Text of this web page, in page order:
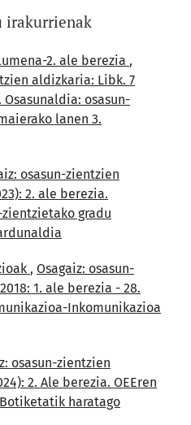
irakurrienak
2. ale berezia ,
aldizkaria: Libk. 7
Osasunaldia: osasun-
lanen 3.
osasun-zientzien
2. ale berezia.
gradu
, Osagaiz: osasun-
1. ale berezia - 28.
Inkomunikazioa
osasun-zientzien
2. Ale berezia. OEEren
haratago